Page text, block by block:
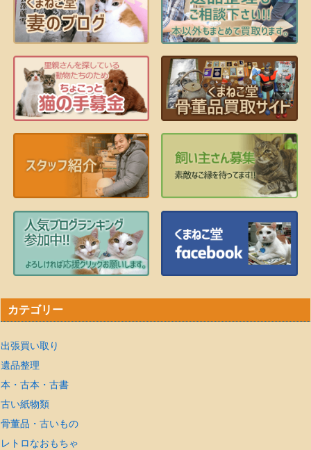
カテゴリー
出張買い取り
遺品整理
本・古本・古書
古い紙物類
骨董品・古いもの
レトロなおもちゃ